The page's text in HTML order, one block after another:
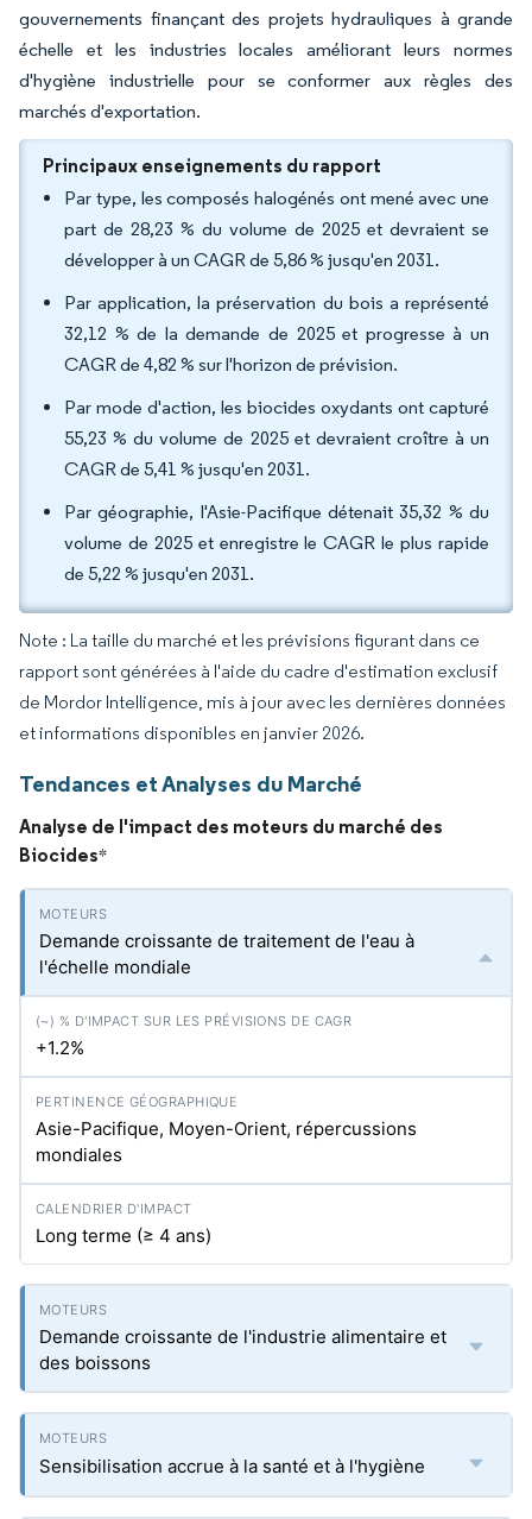
gouvernements finançant des projets hydrauliques à grande
échelle et les industries locales améliorant leurs normes
d'hygiène industrielle pour se conformer aux règles des
marchés d'exportation.
Principaux enseignements du rapport
Par type, les composés halogénés ont mené avec une
part de 28,23 % du volume de 2025 et devraient se
développer à un CAGR de 5,86 % jusqu'en 2031.
Par application, la préservation du bois a représenté
32,12 % de la demande de 2025 et progresse à un
CAGR de 4,82 % sur l'horizon de prévision.
Par mode d'action, les biocides oxydants ont capturé
55,23 % du volume de 2025 et devraient croître à un
CAGR de 5,41 % jusqu'en 2031.
Par géographie, l'Asie-Pacifique détenait 35,32 % du
volume de 2025 et enregistre le CAGR le plus rapide
de 5,22 % jusqu'en 2031.
Note : La taille du marché et les prévisions figurant dans ce
rapport sont générées à l'aide du cadre d'estimation exclusif
de Mordor Intelligence, mis à jour avec les dernières données
et informations disponibles en janvier 2026.
Tendances et Analyses du Marché
Analyse de l'impact des moteurs du marché des
Biocides*
Demande croissante de traitement de l'eau à
l'échelle mondiale
+1.2%
Asie-Pacifique, Moyen-Orient, répercussions
mondiales
Long terme (≥ 4 ans)
Demande croissante de l'industrie alimentaire et
des boissons
Sensibilisation accrue à la santé et à l'hygiène